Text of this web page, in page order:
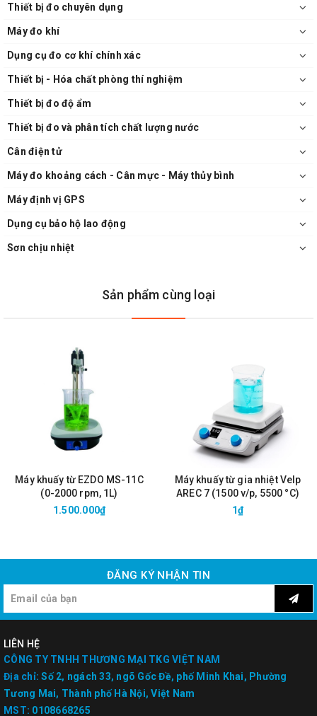
Thiết bị đo chuyên dụng
Máy đo khí
Dụng cụ đo cơ khí chính xác
Thiết bị - Hóa chất phòng thí nghiệm
Thiết bị đo độ ẩm
Thiết bị đo và phân tích chất lượng nước
Cân điện tử
Máy đo khoảng cách - Cân mực - Máy thủy bình
Máy định vị GPS
Dụng cụ bảo hộ lao động
Sơn chịu nhiệt
Sản phẩm cùng loại
Máy khuấy từ EZDO MS-11C
(0-2000 rpm, 1L)
1.500.000₫
Máy khuấy từ gia nhiệt Velp
AREC 7 (1500 v/p, 5500 °C)
1₫
ĐĂNG KÝ NHẬN TIN
LIÊN HỆ
CÔNG TY TNHH THƯƠNG MẠI TKG VIỆT NAM
Địa chỉ: Số 2, ngách 33, ngõ Gốc Đề, phố Minh Khai, Phường
Tương Mai, Thành phố Hà Nội, Việt Nam
MST: 0108668265